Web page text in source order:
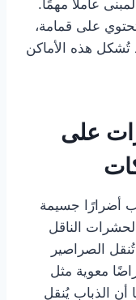
عاملًا مهمًا.
على قمامة،
تُشكل هذه الأماكن
على
أضرارًا جسيمة
الناقل
الصراصير
معوية مثل
أن الذباب يُنقل